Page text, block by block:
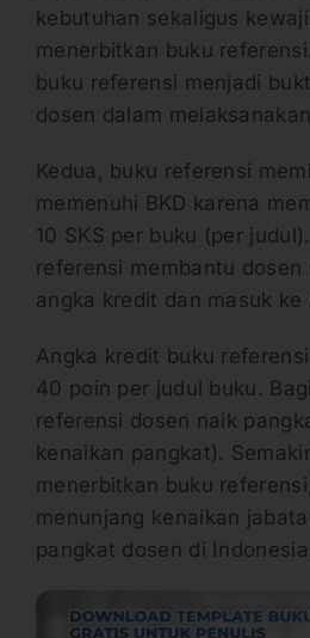
kebutuhan sekaligus
menerbitkan buku
buku referensi menjadi
dosen dalam
Kedua, buku referensi
memenuhi BKD karena
10 SKS per buku (per
referensi membantu dosen
angka kredit dan masuk ke
Angka kredit buku
40 poin per judul buku.
referensi dosen naik
kenaikan pangkat).
menerbitkan buku
menunjang kenaikan
pangkat dosen di